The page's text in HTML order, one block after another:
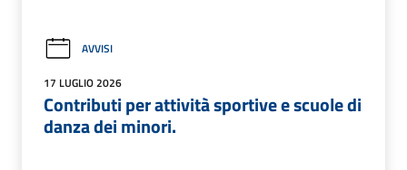
AVVISI
17 LUGLIO 2026
Contributi per attività sportive e scuole di
danza dei minori.